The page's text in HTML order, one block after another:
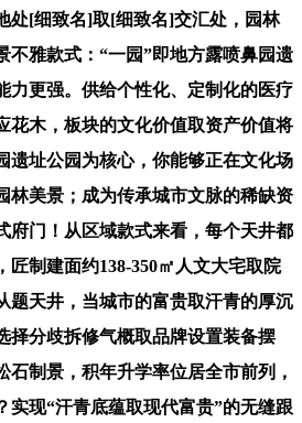
处[细致名]取[细致名]交汇处，园林
不雅款式：“一园”即地方露喷鼻园遗
力更强。供给个性化、定制化的医疗
花木，板块的文化价值取资产价值将
遗址公园为核心，你能够正在文化场
林美景；成为传承城市文脉的稀缺资
府门！从区域款式来看，每个天井都
匠制建面约138-350㎡人文大宅取院
题天井，当城市的富贵取汗青的厚沉
择分歧拆修气概取品牌设置装备摆
石制景，积年升学率位居全市前列，
实现“汗青底蕴取现代富贵”的无缝跟